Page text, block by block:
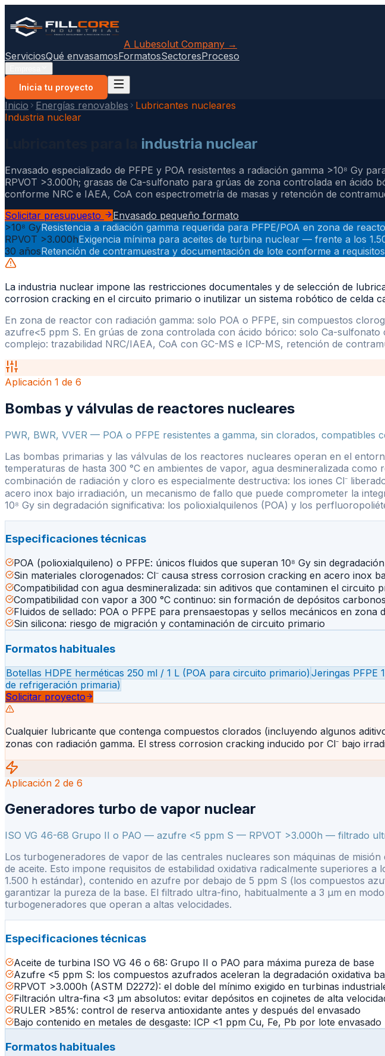
A Lubesolut Company →
ServiciosQué envasamosFormatosSectoresProceso
Inicia tu proyecto
Inicio Energías renovables
Lubricantes nucleares
Industria nuclear
industria nuclear
Envasado especializado de PFPE y POA resistentes a radiación gamma >10⁸ Gy
RPVOT >3.000h; grasas de Ca-sulfonato para grúas de zona controlada en ácido
conforme NRC e IAEA, CoA con espectrometría de masas y retención de
Solicitar presupuesto
Envasado pequeño formato
>10⁸ GyResistencia a radiación gamma requerida para PFPE/POA en zona de
RPVOT >3.000hExigencia mínima para aceites de turbina nuclear — frente a los
30 añosRetención de contramuestra y documentación de lote conforme a
La industria nuclear impone las restricciones documentales y de selección de
corrosion cracking en el circuito primario o inutilizar un sistema robótico de celda
En zona de reactor con radiación gamma: solo POA o PFPE, sin compuestos
azufre<5 ppm S. En grúas de zona controlada con ácido bórico: solo Ca-sulfonato
complejo: trazabilidad NRC/IAEA, CoA con GC-MS e ICP-MS, retención de
Aplicación 1 de 6
Bombas y válvulas de reactores nucleares
PWR, BWR, VVER — POA o PFPE resistentes a gamma, sin clorados, compatibles
Las bombas primarias y las válvulas de los reactores nucleares operan en el
temperaturas de hasta 300 °C en ambientes de vapor, agua desmineralizada
combinación de radiación y cloro es especialmente destructiva: los iones Cl⁻
acero inox bajo irradiación, un mecanismo de fallo que puede comprometer la
10⁸ Gy sin degradación significativa: los polioxialquilenos (POA) y los
Especificaciones técnicas
POA (polioxialquileno) o PFPE: únicos fluidos que superan 10⁸ Gy sin
Sin materiales clorogenados: Cl⁻ causa stress corrosion cracking en acero inox
Compatibilidad con agua desmineralizada: sin aditivos que contaminen el circuito
Compatibilidad con vapor a 300 °C continuo: sin formación de depósitos
Fluidos de sellado: POA o PFPE para prensaestopas y sellos mecánicos en zona
Sin silicona: riesgo de migración y contaminación de circuito primario
Formatos habituales
Botellas HDPE herméticas 250 ml / 1 L (POA para circuito primario)Jeringas PFPE
de refrigeración primaria)
Solicitar proyecto
Cualquier lubricante que contenga compuestos clorados (incluyendo algunos
zonas con radiación gamma. El stress corrosion cracking inducido por Cl⁻ bajo
Aplicación 2 de 6
Generadores turbo de vapor nuclear
ISO VG 46-68 Grupo II o PAO — azufre <5 ppm S — RPVOT >3.000h — filtrado
Los turbogeneradores de vapor de las centrales nucleares son máquinas de
de aceite. Esto impone requisitos de estabilidad oxidativa radicalmente superiores
1.500 h estándar), contenido en azufre por debajo de 5 ppm S (los compuestos
garantizar la pureza de la base. El filtrado ultra-fino, habitualmente a 3 µm en
turbogeneradores que operan a altas velocidades.
Especificaciones técnicas
Aceite de turbina ISO VG 46 o 68: Grupo II o PAO para máxima pureza de base
Azufre <5 ppm S: los compuestos azufrados aceleran la degradación oxidativa
RPVOT >3.000h (ASTM D2272): el doble del mínimo exigido en turbinas
Filtración ultra-fina <3 µm absolutos: evitar depósitos en cojinetes de alta
RULER >85%: control de reserva antioxidante antes y después del envasado
Bajo contenido en metales de desgaste: ICP <1 ppm Cu, Fe, Pb por lote envasado
Formatos habituales